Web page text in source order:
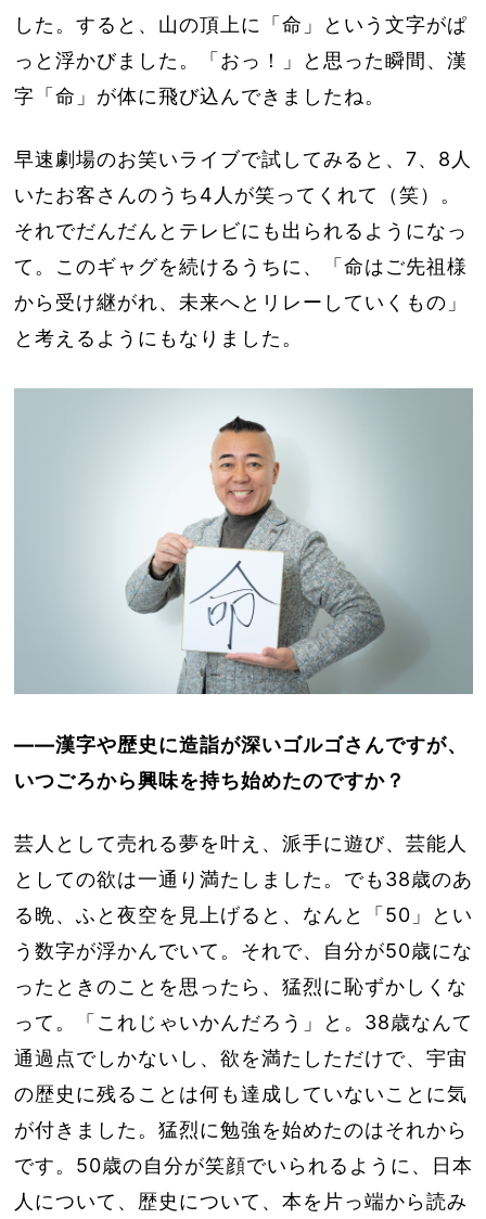
した。すると、山の頂上に「命」という文字がぱ
っと浮かびました。「おっ！」と思った瞬間、漢
字「命」が体に飛び込んできましたね。
早速劇場のお笑いライブで試してみると、7、8人
いたお客さんのうち4人が笑ってくれて（笑）。
それでだんだんとテレビにも出られるようになっ
て。このギャグを続けるうちに、「命はご先祖様
から受け継がれ、未来へとリレーしていくもの」
と考えるようにもなりました。
――漢字や歴史に造詣が深いゴルゴさんですが、
いつごろから興味を持ち始めたのですか？
芸人として売れる夢を叶え、派手に遊び、芸能人
としての欲は一通り満たしました。でも38歳のあ
る晩、ふと夜空を見上げると、なんと「50」とい
う数字が浮かんでいて。それで、自分が50歳にな
ったときのことを思ったら、猛烈に恥ずかしくな
って。「これじゃいかんだろう」と。38歳なんて
通過点でしかないし、欲を満たしただけで、宇宙
の歴史に残ることは何も達成していないことに気
が付きました。猛烈に勉強を始めたのはそれから
です。50歳の自分が笑顔でいられるように、日本
人について、歴史について、本を片っ端から読み